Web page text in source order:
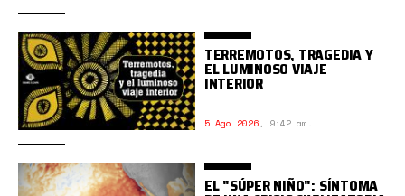
TERREMOTOS, TRAGEDIA Y
EL LUMINOSO VIAJE
INTERIOR
5 Ago 2026, 9:42 am.
EL "SÚPER NIÑO": SÍNTOMA